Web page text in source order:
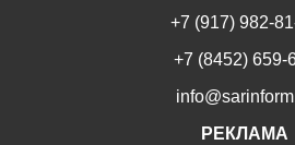
+7 (917) 982-
+7 (8452) 659-
РЕКЛАМА